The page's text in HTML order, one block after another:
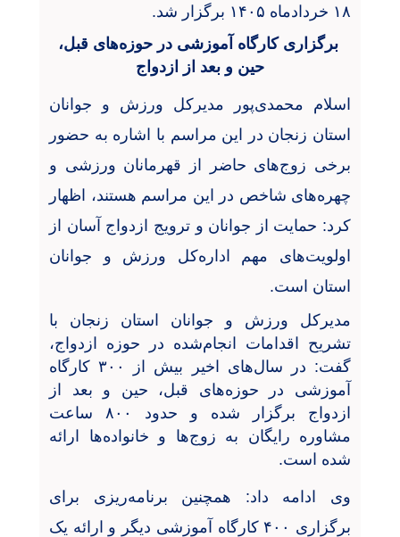
۱۸ خردادماه ۱۴۰۵ برگزار شد.
برگزاری کارگاه آموزشی در حوزه‌های قبل،
حین و بعد از ازدواج
اسلام محمدی‌پور مدیرکل ورزش و جوانان
استان زنجان در این مراسم با اشاره به حضور
برخی زوج‌های حاضر از قهرمانان ورزشی و
چهره‌های شاخص در این مراسم هستند، اظهار
کرد: حمایت از جوانان و ترویج ازدواج آسان از
اولویت‌های مهم اداره‌کل ورزش و جوانان
استان است.
مدیرکل ورزش و جوانان استان زنجان با
تشریح اقدامات انجام‌شده در حوزه ازدواج،
گفت: در سال‌های اخیر بیش از ۳۰۰ کارگاه
آموزشی در حوزه‌های قبل، حین و بعد از
ازدواج برگزار شده و حدود ۸۰۰ ساعت
مشاوره رایگان به زوج‌ها و خانواده‌ها ارائه
شده است.
وی ادامه داد:
همچنین برنامه‌ریزی برای
برگزاری ۴۰۰ کارگاه آموزشی دیگر و ارائه یک